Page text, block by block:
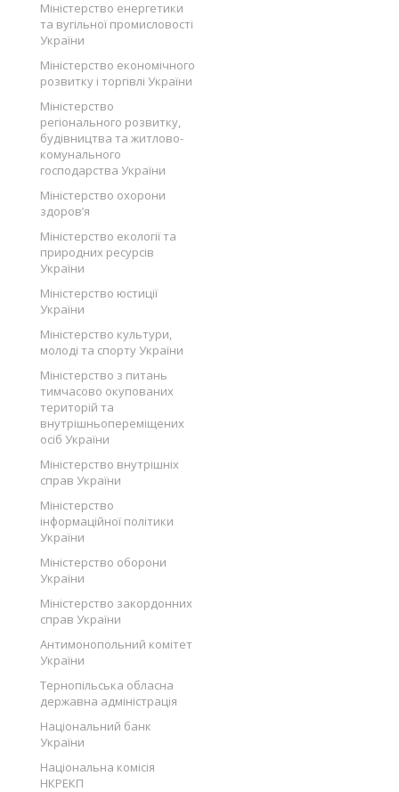
Міністерство енергетики
та вугільної промисловості
України
Міністерство економічного
розвитку і торгівлі України
Міністерство
регіонального розвитку,
будівництва та житлово-
комунального
господарства України
Міністерство охорони
здоров’я
Міністерство екології та
природних ресурсів
України
Міністерство юстиції
України
Міністерство культури,
молоді та спорту України
Міністерство з питань
тимчасово окупованих
територій та
внутрішньопереміщених
осіб України
Міністерство внутрішніх
справ України
Міністерство
інформаційної політики
України
Міністерство оборони
України
Міністерство закордонних
справ України
Антимонопольний комітет
України
Тернопільська обласна
державна адміністрація
Національний банк
України
Національна комісія
НКРЕКП